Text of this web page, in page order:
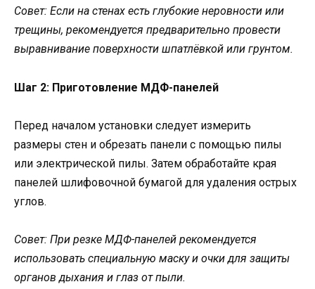
Совет: Если на стенах есть глубокие неровности или
трещины, рекомендуется предварительно провести
выравнивание поверхности шпатлёвкой или грунтом.
Шаг 2: Приготовление МДФ-панелей
Перед началом установки следует измерить
размеры стен и обрезать панели с помощью пилы
или электрической пилы. Затем обработайте края
панелей шлифовочной бумагой для удаления острых
углов.
Совет: При резке МДФ-панелей рекомендуется
использовать специальную маску и очки для защиты
органов дыхания и глаз от пыли.